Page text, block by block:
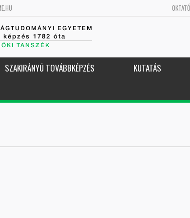
EGYETEM
1782 óta
TANSZÉK
SZAKIRÁNYÚ TOVÁBBKÉPZÉS KUTATÁS